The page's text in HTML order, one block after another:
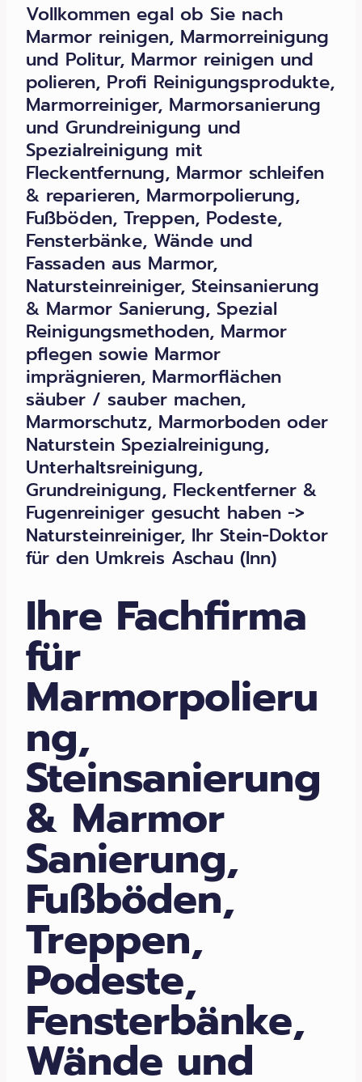
Vollkommen egal ob Sie nach
Marmor reinigen, Marmorreinigung
und Politur, Marmor reinigen und
polieren, Profi Reinigungsprodukte,
Marmorreiniger, Marmorsanierung
und Grundreinigung und
Spezialreinigung mit
Fleckentfernung, Marmor schleifen
& reparieren, Marmorpolierung,
Fußböden, Treppen, Podeste,
Fensterbänke, Wände und
Fassaden aus Marmor,
Natursteinreiniger, Steinsanierung
& Marmor Sanierung, Spezial
Reinigungsmethoden, Marmor
pflegen sowie Marmor
imprägnieren, Marmorflächen
säuber / sauber machen,
Marmorschutz, Marmorboden oder
Naturstein Spezialreinigung,
Unterhaltsreinigung,
Grundreinigung, Fleckentferner &
Fugenreiniger gesucht haben ->
Natursteinreiniger, Ihr Stein-Doktor
für den Umkreis Aschau (Inn)
Ihre Fachfirma
für
Marmorpolieru
ng,
Steinsanierung
& Marmor
Sanierung,
Fußböden,
Treppen,
Podeste,
Fensterbänke,
Wände und